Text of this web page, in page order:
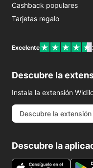
Cashback populares
Tarjetas regalo
Excelente
Descubre la
Instala la extensión
Descubre la extensión
Descubre la